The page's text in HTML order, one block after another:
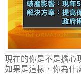
現在的你是不是擔心
如果是這樣，你為什